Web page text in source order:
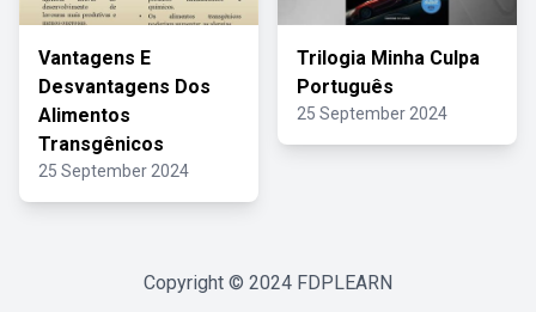
Vantagens E
Desvantagens Dos
Alimentos
Transgênicos
25 September 2024
Trilogia Minha Culpa
Português
25 September 2024
Copyright © 2024 FDPLEARN